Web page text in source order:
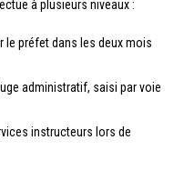
à plusieurs niveaux :
le préfet dans les deux mois
administratif, saisi par voie
instructeurs lors de